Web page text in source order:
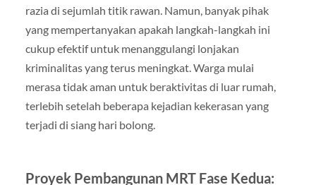
razia di sejumlah titik rawan. Namun, banyak pihak
yang mempertanyakan apakah langkah-langkah ini
cukup efektif untuk menanggulangi lonjakan
kriminalitas yang terus meningkat. Warga mulai
merasa tidak aman untuk beraktivitas di luar rumah,
terlebih setelah beberapa kejadian kekerasan yang
terjadi di siang hari bolong.
Proyek Pembangunan MRT Fase Kedua: